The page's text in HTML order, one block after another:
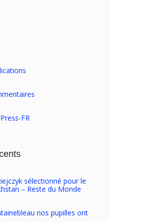
FR
sélectionné pour le
– Reste du Monde
nos pupilles ont